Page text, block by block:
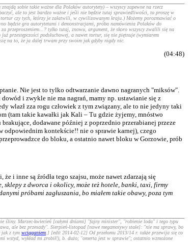
sobie takie ważne dla Polaków autorytety) – wszyscy zapewne na rzecz
ale to jest bardzo ważne i jeśli nie będzie tutaj sprawiedliwości, to proszę w
czy tych, którzy je załatwili, w cywilizowanym kraju.) Możemy porozmawiać o
będzie gra autorytetami i demonstracjami, próba namówienia Polaków do
przeproszeniem...? tylko tutaj, znowu, argument, że skoro wszyscy zwalili się na
przestępczości podsłuchowej, a nawet tortur, się nie piętnuje (wymiarem
na to, że ja dalej trwam przy swoim jak gdyby nigdy nic.
(04:48)
Nie jest to tylko odtwarzanie dawno nagranych "miksów".
i zwykle nie ma nagrań, mamy np. ustawianie się z
wlazł zza rogu człowiek z tym związany, ale to nie jedyny taki
(tam takie kawałki jak Kali – Tu gdzie żyjemy, mnóstwo
dodawane później z poprzednio przerabianej przeze
odpowiednim kontekście!! nie o sprawie karnej), czego
do bloku, a ostatnio nawet bloku w Gorzowie, prób
i inne są źródła tego szajsu, może nawet zdarzają się
z dworca i okolicy, może też hotele, banki, taxi, firmy
próbami zagłuszania, bo miałem takie obawy, poza tym
śliny. Marzec-kwiecień [całymi dniami] "fajny minister", "robienie loda" i tego typu
ale bez przesady". Sierpień-listopad [nowe megamotywy stałe]: "nie ma sprawy, bo
jak z tym wciąganiem.] [edit 2014-02-12] Od przełomu 2013/14 r. także przewija się co
wstyd, wykład mi zrobił!), b. dużo; "omerta jest w sprawie"; ostatnio wzmożone